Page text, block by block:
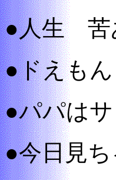
●人生 苦
●ドえもん
●パパは
●今日見